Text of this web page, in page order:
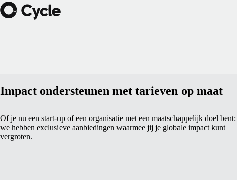
Impact ondersteunen met tarieven op maat
Of je nu een start-up of een organisatie met een maatschappelijk doel bent:
we hebben exclusieve aanbiedingen waarmee jij je globale impact kunt
vergroten.